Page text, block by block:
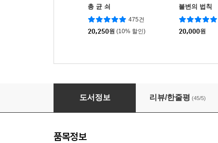
총 균 쇠
475건
20,250원 (10% 할인)
불변의 법칙
20,000원
경제학의 역사
도서정보 리뷰/한줄평 (45/5)
품목정보